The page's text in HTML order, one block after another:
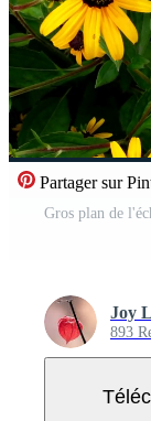
Partager sur
Gros plan de
Joy
893